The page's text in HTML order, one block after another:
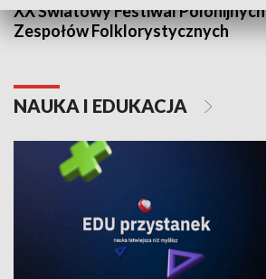
XX Światowy Festiwal Polonijnych
Zespołów Folklorystycznych
NAUKA I EDUKACJA